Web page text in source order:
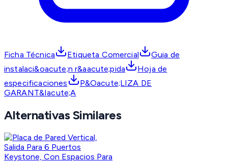
Ficha Técnica Etiqueta Comercial
Guia de
instalaci&oacute;n r&aacute;pida
Hoja de
especificaciones
P&Oacute;LIZA DE
GARANT&Iacute;A
Alternativas Similares